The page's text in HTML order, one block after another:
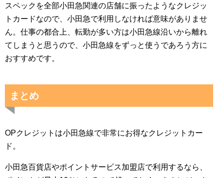
スペックを全部小田急関連の店舗に振ったようなクレジッ
トカードなので、小田急で利用しなければ意味がありませ
ん。仕事の都合上、転勤が多い方は小田急線沿いから離れ
てしまうと思うので、小田急線をずっと使うであろう方に
おすすめです。
まとめ
OPクレジットは小田急線で非常にお得なクレジットカー
ド。
小田急百貨店やポイントサービス加盟店で利用するなら、